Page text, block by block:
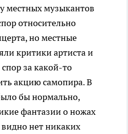
местных музыкантов
относительно
но местные
критики артиста и
за какой-то
акцию самопира. В
бы нормально,
фантазии о ножах
видно нет никаких